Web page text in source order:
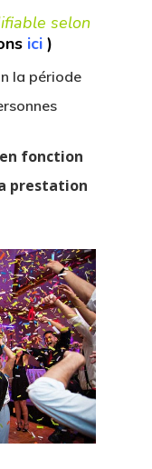
selon
ici )
la période
fonction
prestation